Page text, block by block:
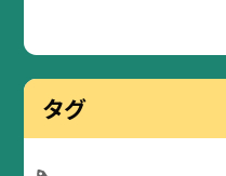
タグ